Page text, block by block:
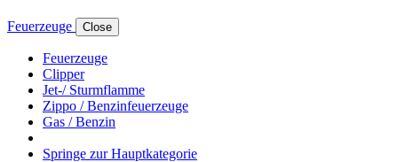
Feuerzeuge Close
Feuerzeuge
Clipper
Jet-/ Sturmflamme
Zippo / Benzinfeuerzeuge
Gas / Benzin
Springe zur Hauptkategorie